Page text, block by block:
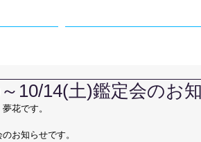
10/14(土)鑑定会のお
花です。
お知らせです。